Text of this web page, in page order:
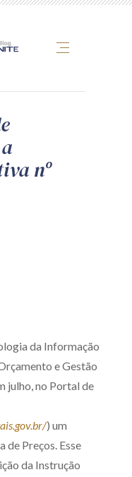
de Dados
nº
da Informação
e Gestão
julho, no Portal de
) um
de Preços. Esse
da Instrução